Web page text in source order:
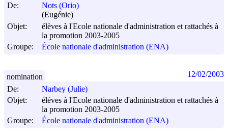
De:
Nots (Orio)
(Eugénie)
Objet:
élèves à l'Ecole nationale d'administration et rattachés à
la promotion 2003-2005
Groupe:
École nationale d'administration (ENA)
De:
Narbey (Julie)
Objet:
élèves à l'Ecole nationale d'administration et rattachés à
la promotion 2003-2005
Groupe:
École nationale d'administration (ENA)
nomination 12/02/2003